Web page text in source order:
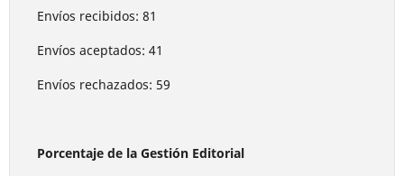
Envíos recibidos: 81
Envíos aceptados: 41
Envíos rechazados: 59
Porcentaje de la Gestión Editorial